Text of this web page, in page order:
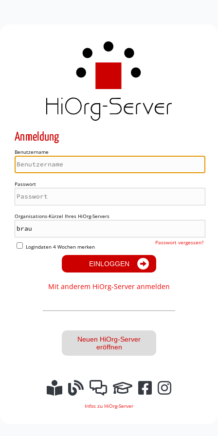
Anmeldung
Benutzername
Passwort
Organisations-Kürzel Ihres HiOrg-Servers
Logindaten 4 Wochen merken
Passwort vergessen?
EINLOGGEN
Mit anderem HiOrg-Server anmelden
Neuen HiOrg-Server
eröffnen
Infos zu HiOrg-Server